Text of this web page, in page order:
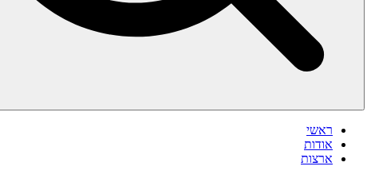
ראשי
אודות
ארצות